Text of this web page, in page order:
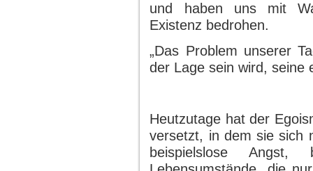
und haben uns mit
Existenz bedrohen.
„Das Problem unserer
der Lage sein wird, seine
Heutzutage hat der
versetzt, in dem sie sich
beispielslose